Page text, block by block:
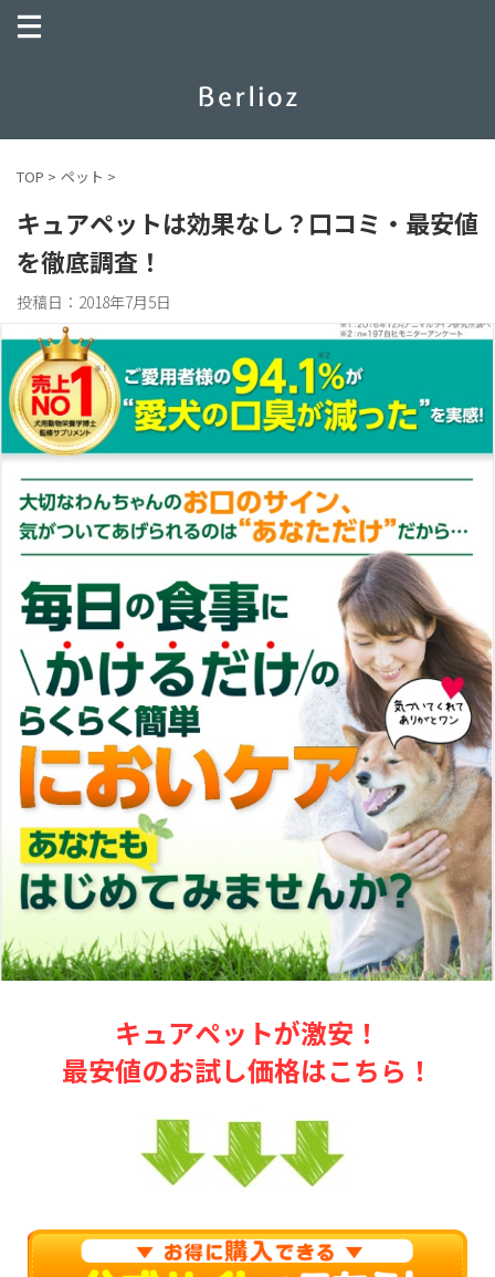
TOP > ペット >
キュアペットは効果なし？口コミ・最安値
を徹底調査！
投稿日： 2018年7月5日
キュアペットが激安！
最安値のお試し価格はこちら！